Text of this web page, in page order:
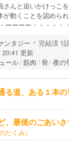
さんと追いかけっこ
が動くことを認めら
ーーーー・・・・・
ンタジー 完結済 1
20:41 更新
ール 筋肉 骨 夜の
る道、ある１本の
、最後のごあい
たくみ）